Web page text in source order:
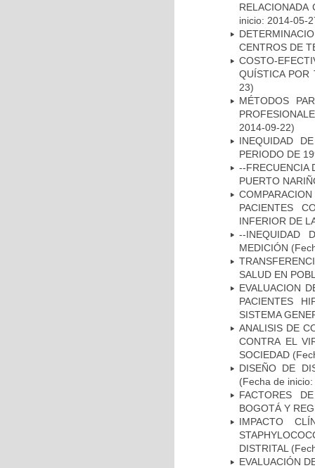
inicio: 2014-05-
CENTROS DE
COSTO-
QUÍSTICA POR
23)
MÉTODOS
2014-09-22)
INEQUIDAD
PERIODO DE
--FRECUENCIA
PUERTO
PACIENTES
INFERIOR DE
--INEQUIDAD
MEDICIÓN
SALUD EN
EVALUACION
PACIENTES
SISTEMA
ANALISIS DE
CONTRA EL
SOCIEDAD
DISEÑO DE
(Fecha de
FACTORES
BOGOTÁ Y
IMPACTO
DISTRITAL
EVALUACIÓN